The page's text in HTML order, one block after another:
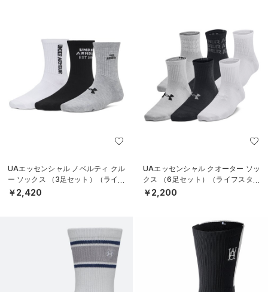
UAエッセンシャル ノベルティ クル
ー ソックス （3足セット）（ライフ
スタイル/WOMEN）
￥2,420
UAエッセンシャル クオーター ソッ
クス （6足セット）（ライフスタイ
ル/KIDS）
￥2,200